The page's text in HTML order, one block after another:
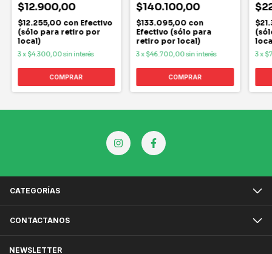
$12.900,00
$12.255,00 con Efectivo
(sólo para retiro por
local)
3x $4.300,00sin interés
$140.100,00
$133.095,00 con
Efectivo (sólo para
retiro por local)
3x $46.700,00sin interés 3x
CATEGORÍAS
CONTACTANOS
NEWSLETTER